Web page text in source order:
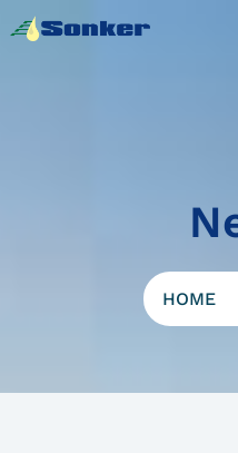
HOME